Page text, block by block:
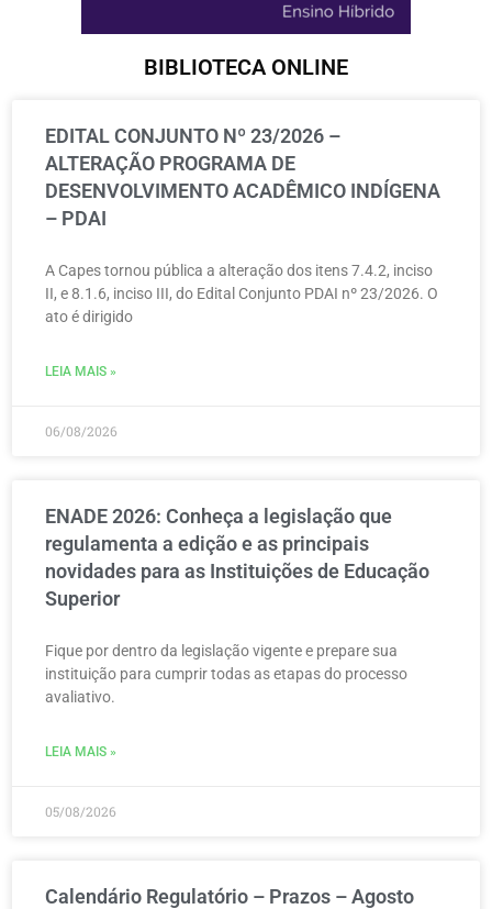
BIBLIOTECA ONLINE
EDITAL CONJUNTO Nº 23/2026 –
ALTERAÇÃO PROGRAMA DE
DESENVOLVIMENTO ACADÊMICO INDÍGENA
– PDAI
A Capes tornou pública a alteração dos itens 7.4.2, inciso
II, e 8.1.6, inciso III, do Edital Conjunto PDAI nº 23/2026. O
ato é dirigido
LEIA MAIS »
06/08/2026
ENADE 2026: Conheça a legislação que
regulamenta a edição e as principais
novidades para as Instituições de Educação
Superior
Fique por dentro da legislação vigente e prepare sua
instituição para cumprir todas as etapas do processo
avaliativo.
LEIA MAIS »
05/08/2026
Calendário Regulatório – Prazos – Agosto